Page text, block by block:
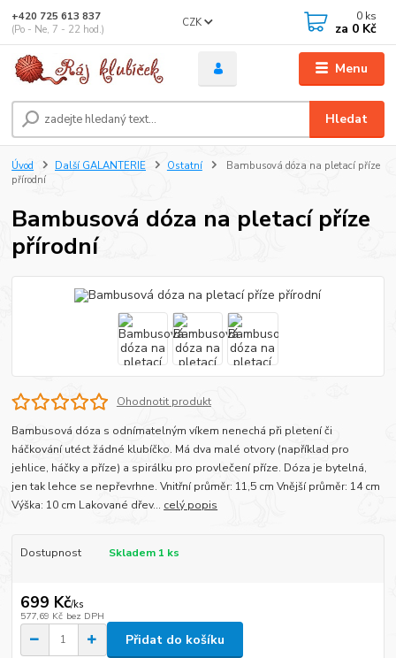
Menu
CZK
Hledat
+420 725 613 837
(Po - Ne, 7 - 22 hod.)
0 ks
za 0 Kč
Úvod Další GALANTERIE Ostatní
Bambusová dóza na pletací příze
přírodní
Bambusová dóza na pletací příze
přírodní
Ohodnotit produkt
Bambusová dóza s odnímatelným víkem nenechá při pletení či
háčkování utéct žádné klubíčko. Má dva malé otvory (například pro
jehlice, háčky a příze) a spirálku pro provlečení příze. Dóza je bytelná,
jen tak lehce se nepřevrhne. Vnitřní průměr: 11,5 cm Vnější průměr: 14 cm
Výška: 10 cm Lakované dřev... celý popis
Dostupnost Skladem 1 ks
699 Kč/ks
577,69 Kč bez DPH
Přidat do košíku